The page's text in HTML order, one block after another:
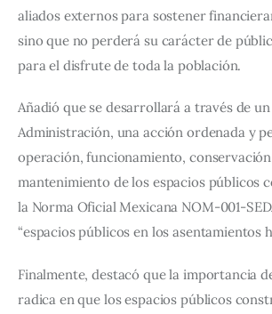
aliados externos para sostener
sino que no perderá su carácter de
para el disfrute de toda la población.
Añadió que se desarrollará a través de
Administración, una acción ordenada y
operación, funcionamiento,
mantenimiento de los espacios públicos
la Norma Oficial Mexicana NOM-001-
“espacios públicos en los asentamientos
Finalmente, destacó que la importancia
radica en que los espacios públicos